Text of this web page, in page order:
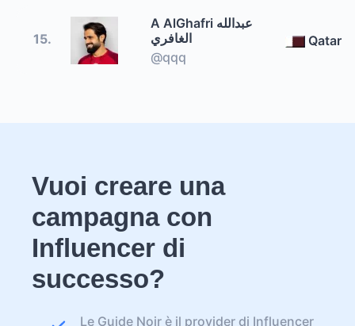
15.
A AlGhafri عبدالله
الغافري
@qqq
Qatar
Vuoi creare una
campagna con
Influencer di
successo?
Le Guide Noir è il provider di Influencer